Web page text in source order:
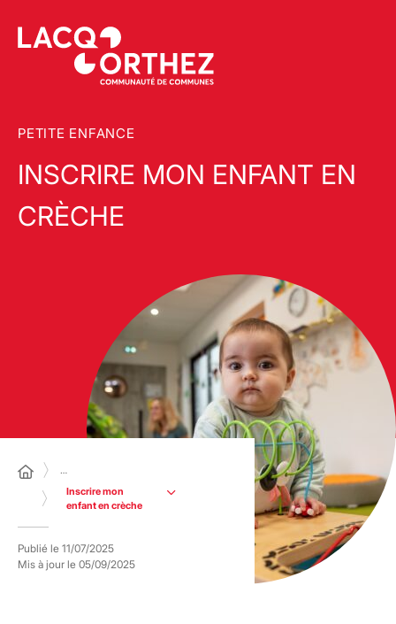
PETITE ENFANCE
INSCRIRE MON ENFANT EN
CRÈCHE
…
Inscrire mon
enfant en crèche
Publié le 11/07/2025
Mis à jour le 05/09/2025